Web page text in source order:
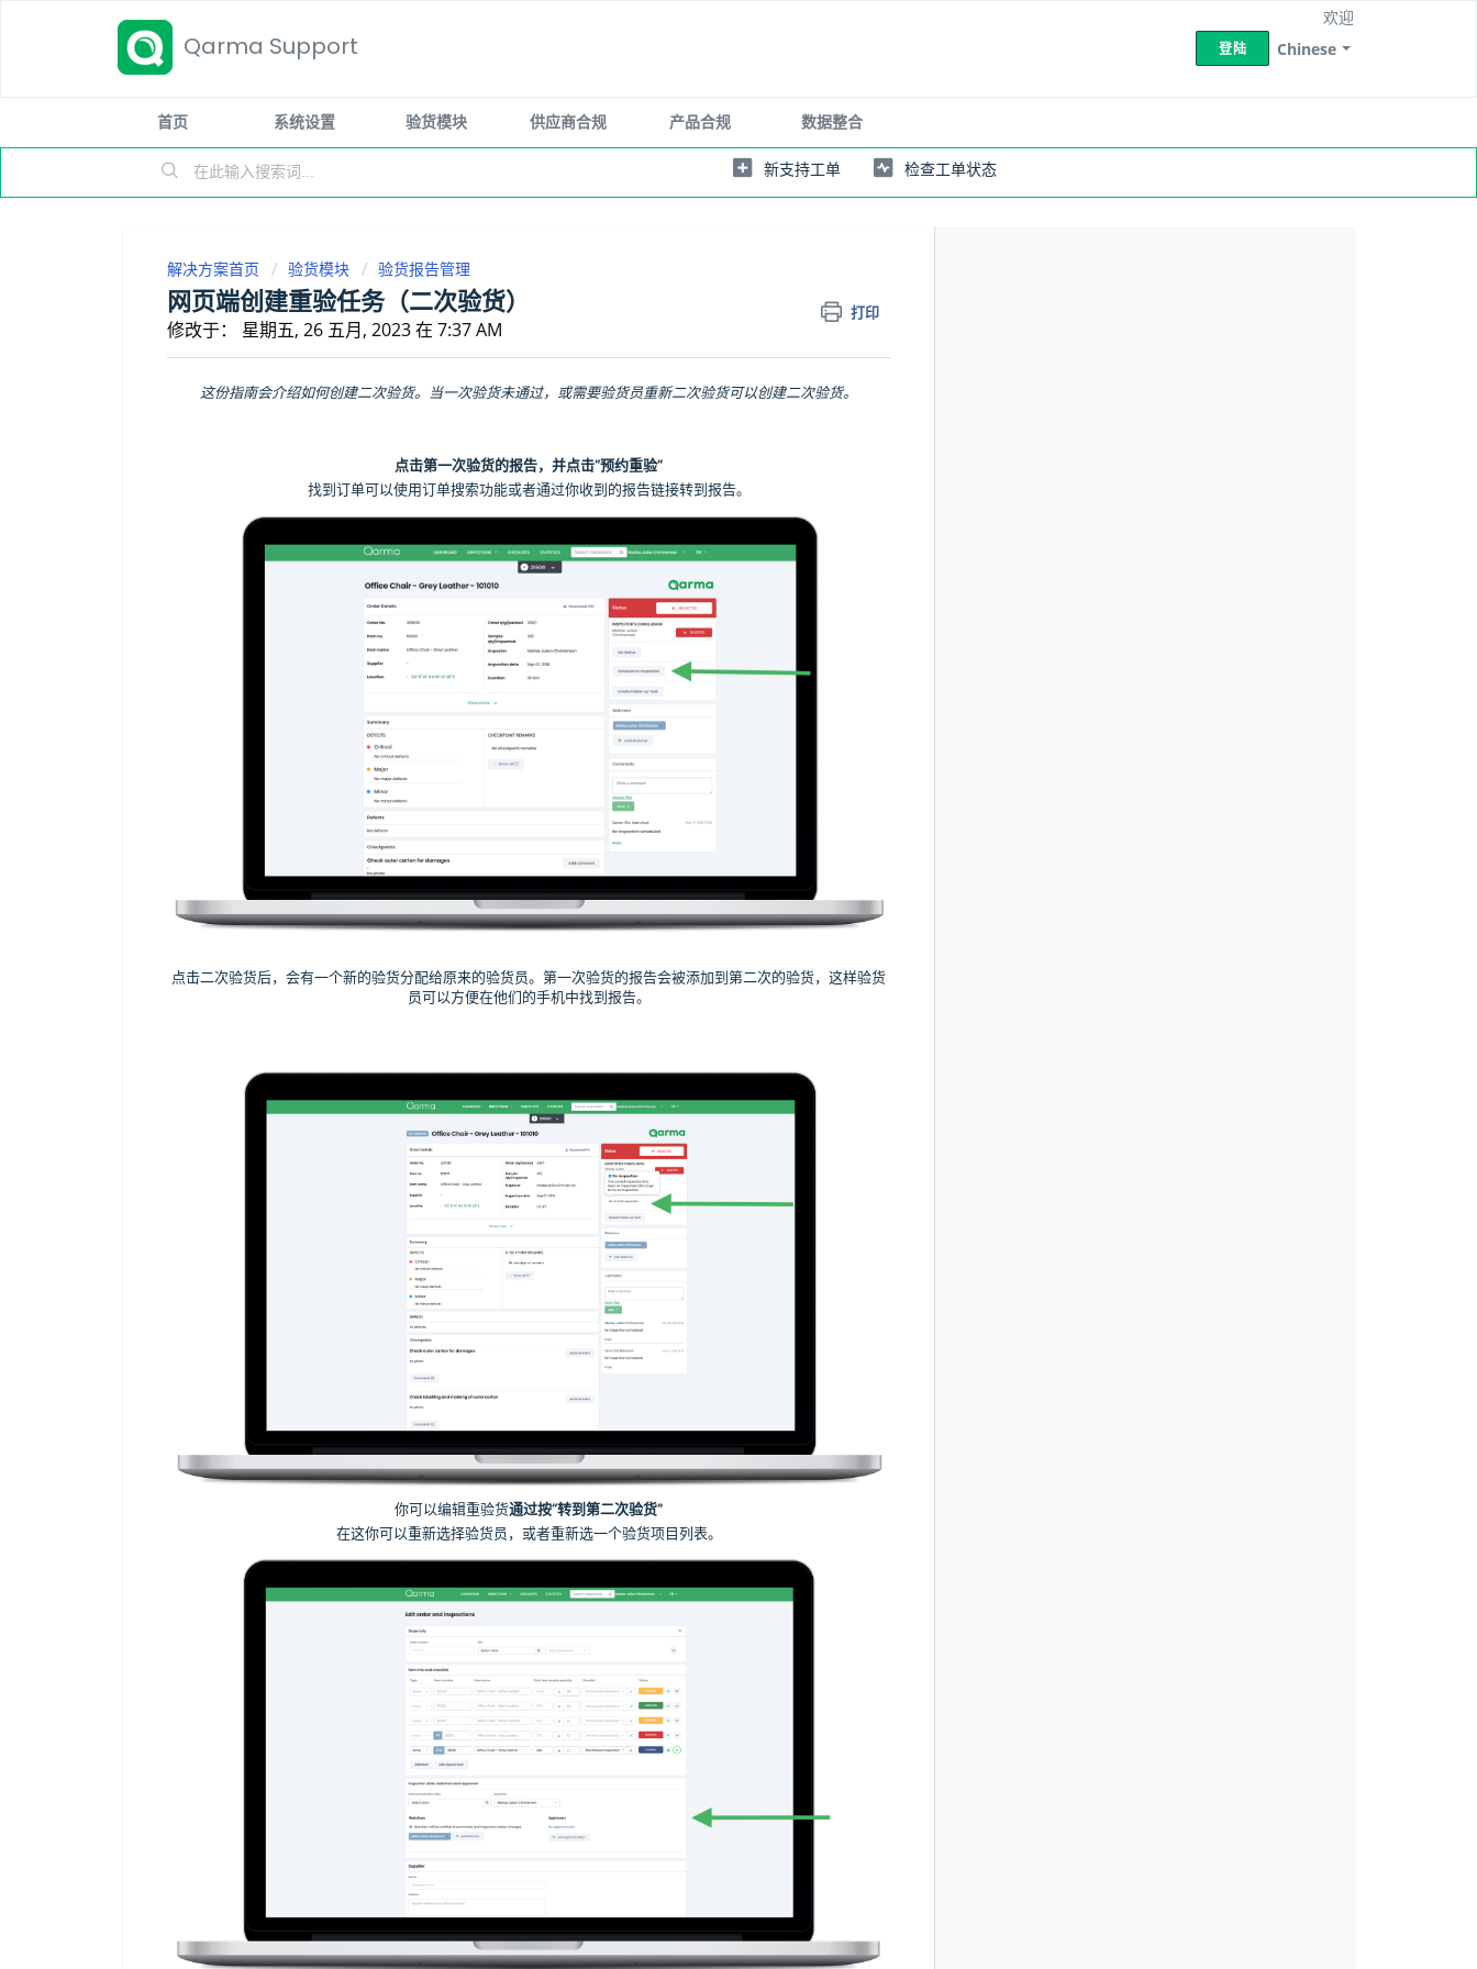
Qarma Support Chinese
欢迎
登陆
首页 系统设置 验货模块 供应商合规 产品合规 数据整合
新支持工单 检查工单状态
解决方案首页 验货模块 验货报告管理
网页端创建重验任务（二次验货） 打印
修改于： 星期五, 26 五月, 2023 在 7:37 AM
这份指南会介绍如何创建二次验货。当一次验货未通过，或需要验货员重新二次验货可以创建二次验货。
点击第一次验货的报告，并点击“预约重验”
找到订单可以使用订单搜索功能或者通过你收到的报告链接转到报告。
点击二次验货后，会有一个新的验货分配给原来的验货员。第一次验货的报告会被添加到第二次的验货，这样验货
员可以方便在他们的手机中找到报告。
你可以编辑重验货通过按“转到第二次验货”
在这你可以重新选择验货员，或者重新选一个验货项目列表。